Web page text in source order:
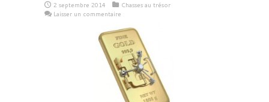
2 septembre 2014
Chasses au trésor
Laisser un commentaire